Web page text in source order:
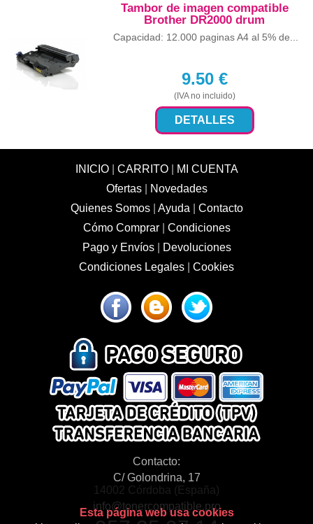
Tambor de imagen compatible
Brother DR2000 drum
Capacidad: 12.000 paginas A4 al 5% de...
9.50€
(IVA no incluido)
DETALLES
INICIO| CARRITO|
MI CUENTA
Ofertas|
Novedades
Quienes Somos| Ayuda
Contacto
Cómo Comprar| Condiciones
Pago y Envíos|
Devoluciones
Condiciones Legales
Cookies
Contacto:
C/ Golondrina, 17
14002 Córdoba (España)
info@tonercompatible.pro
Esta página web usa cookies